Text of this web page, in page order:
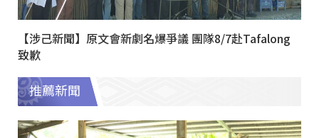
【涉己新聞】原文會新劇名爆爭議 團隊8/7赴Tafalong
致歉
推薦新聞